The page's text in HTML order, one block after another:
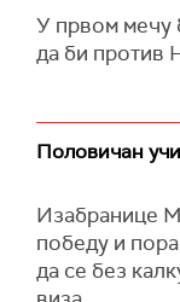
У првом мечу
да би против
Половичан
Изабранице
победу и
да се без